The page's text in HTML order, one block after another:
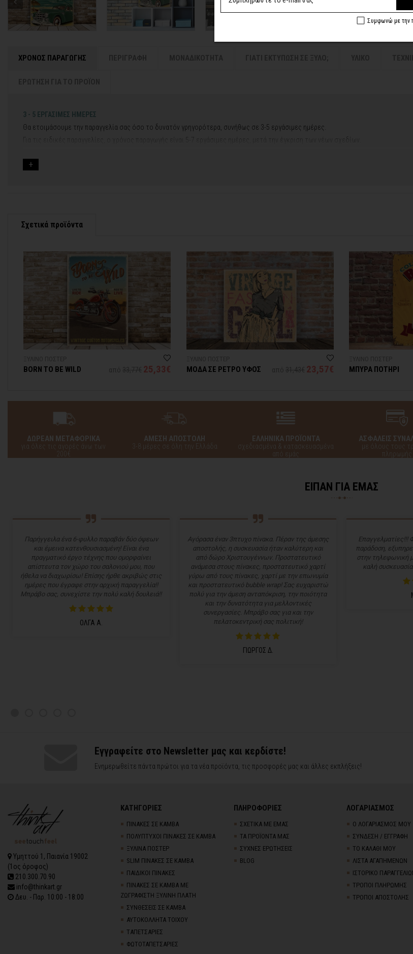
ΧΡΟΝΟΣ ΠΑΡΑΓΩΓΗΣ
3 - 5 ΕΡΓΑΣΙΜΕΣ ΗΜΕΡΕΣ
Θα ετοιμάσουμε την παραγγελία σας όσο το δυνατόν γρηγορότερα, συνήθως σε 3-5 εργάσιμες ημέρες.
Για τις ειδικές παραγγελίες, ο χρόνος παραγωγής είναι 5-7 εργάσιμες ημέρες, μετά την έγκριση των νέων σχεδίων.
Για αυτές τις περιπτώσεις - φροντίστε την παραγγελία σας νωρίτερα!
Σχετικά προϊόντα
BORN TO BE WILD 25,33€ ΜΟΔΑ ΣΕ ΡΕΤΡΟ ΥΦΟΣ 23,57€ ΜΠΥΡΑ ΠΟΤΗΡΙ
ΔΩΡΕΑΝ ΜΕΤΑΦΟΡΙΚΑ
για όλες τις αγορές άνω των
200€
ΑΜΕΣΗ ΑΠΟΣΤΟΛΗ
3-8 μέρες σε όλη την Ελλάδα
ΕΛΛΗΝΙΚΑ ΠΡΟΪΟΝΤΑ
σχεδιασμένα & κατασκευασμένα
από εμάς
ΑΣΦΑΛΕΙΣ
με όλους τους
πληρωμής
ΕΙΠΑΝ ΓΙΑ ΕΜΑΣ
Παρήγγειλα ένα 6-φυλλο παραβάν δύο όψεων
και έμεινα κατενθουσιασμένη! Είναι ένα
πραγματικό έργο τέχνης που ομορφαίνει
απίστευτα τον χώρο του σαλονιού μου, που
ήθελα να διαχωρίσω! Επίσης ήρθε ακριβώς στις
ημέρες που έγραφε στην αρχική παραγγελία!!
Μπράβο σας, συνεχίστε την πολύ καλή δουλειά!!
ΟΛΓΑ Α.
Αγόρασα έναν 3πτυχο πίνακα. Πέραν της άμεσης
αποστολής, η συσκευασία ήταν καλύτερη και
από δώρο Χριστουγέννων. Προστατευτικό
ανάμεσα στους πίνακες, προστατευτικό χαρτί
γύρω από τους πίνακες, χαρτί με την επωνυμία
και προστατευτικό bubble wrap! Σας ευχαριστώ
πολύ για την άμεση ανταπόκριση, την ποιότητα
και την δυνατότητα για μελλοντικές
συνεργασίες. Μπράβο σας για και την
πελατοκεντρική σας πολιτική!
ΓΙΩΡΓΟΣ Δ.
Επαγγελματίες!!!
παράδοση,
στην τηλεφωνική
καλή
Εγγραφείτε στο Newsletter μας και κερδίστε!
Ενημερωθείτε πάντα πρώτοι για τα νέα προϊόντα, τις προσφορές μας και άλλες εκπλήξεις!
Υμηττού 1, Παιανία 19002
(1ος όροφος)
210.300.70.90
info@thinkart.gr
Δευ. - Παρ. 10:00 - 18:00
ΚΑΤΗΓΟΡΙΕΣ
ΠΙΝΑΚΕΣ ΣΕ ΚΑΜΒΑ
ΠΟΛΥΠΤΥΧΟΙ ΠΙΝΑΚΕΣ ΣΕ ΚΑΜΒΑ
ΞΥΛΙΝΑ ΠΟΣΤΕΡ
SLIM ΠΙΝΑΚΕΣ ΣΕ ΚΑΜΒΑ
ΠΑΙΔΙΚΟΙ ΠΙΝΑΚΕΣ
ΠΙΝΑΚΕΣ ΣΕ ΚΑΜΒΑ ΜΕ
ΖΩΓΡΑΦΙΣΤΗ ΞΥΛΙΝΗ ΠΛΑΤΗ
ΣΥΝΘΕΣΕΙΣ ΣΕ ΚΑΜΒΑ
ΑΥΤΟΚΟΛΛΗΤΑ ΤΟΙΧΟΥ
TΑΠΕΤΣΑΡΙΕΣ
ΦΩΤΟΤΑΠΕΤΣΑΡΙΕΣ
ΠΛΗΡΟΦΟΡΙΕΣ
ΣΧΕΤΙΚΑ ΜΕ ΕΜΑΣ
ΤΑ ΠΡΟΪΟΝΤΑ ΜΑΣ
ΣΥΧΝΕΣ ΕΡΩΤΗΣΕΙΣ
BLOG
ΛΟΓΑΡΙΑΣΜΟΣ
Ο ΛΟΓΑΡΙΑΣΜΟΣ ΜΟΥ
ΣΥΝΔΕΣΗ / ΕΓΓΡΑΦΗ
ΤΟ ΚΑΛΑΘΙ ΜΟΥ
ΛΙΣΤΑ ΑΓΑΠΗΜΕΝΩΝ
ΙΣΤΟΡΙΚΟ
ΤΡΟΠΟΙ ΠΛΗΡΩΜΗΣ
ΤΡΟΠΟΙ ΑΠΟΣΤΟΛΗΣ
Συμφωνώ με την